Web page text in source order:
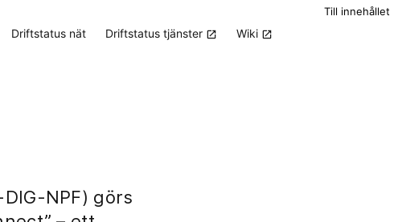
Till innehållet
Driftstatus nät Driftstatus tjänster Wiki
NPF) görs